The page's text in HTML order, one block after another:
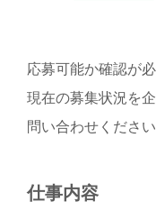
応募可能か確認が必
現在の募集状況を
問い合わせください
仕事内容